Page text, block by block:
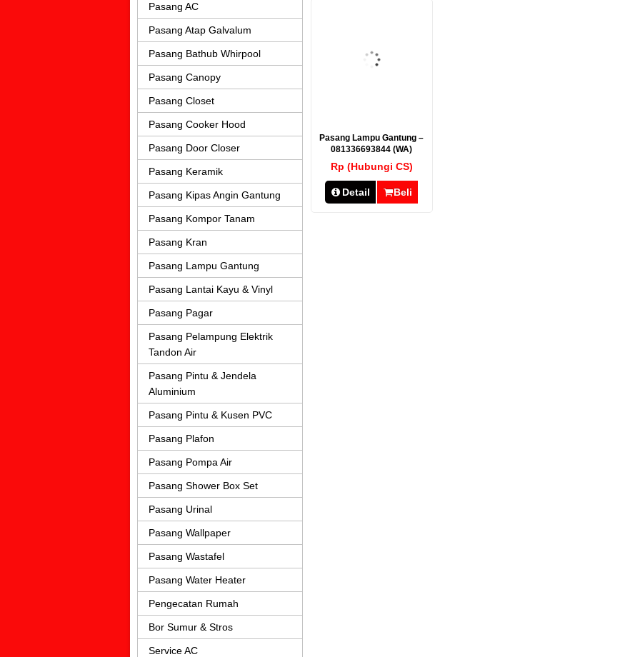
Pasang Lampu Gantung –
081336693844 (WA)
Rp (Hubungi CS)
Detail Beli
Pasang AC
Pasang Atap Galvalum
Pasang Bathub Whirpool
Pasang Canopy
Pasang Closet
Pasang Cooker Hood
Pasang Door Closer
Pasang Keramik
Pasang Kipas Angin Gantung
Pasang Kompor Tanam
Pasang Kran
Pasang Lampu Gantung
Pasang Lantai Kayu & Vinyl
Pasang Pagar
Pasang Pelampung Elektrik
Tandon Air
Pasang Pintu & Jendela
Aluminium
Pasang Pintu & Kusen PVC
Pasang Plafon
Pasang Pompa Air
Pasang Shower Box Set
Pasang Urinal
Pasang Wallpaper
Pasang Wastafel
Pasang Water Heater
Pengecatan Rumah
Bor Sumur & Stros
Service AC